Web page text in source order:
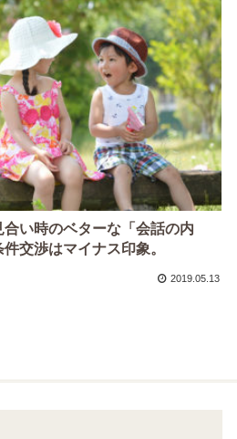
合い時のベターな「会話の内
交渉はマイナス印象。
2019.05.13